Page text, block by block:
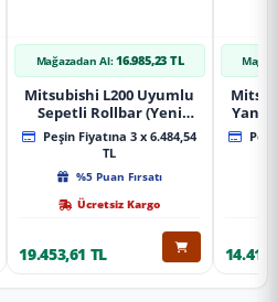
Mağazadan Al: 16.985,23 TL
Mitsubishi L200 Uyumlu
Sepetli Rollbar (Yeni
Nesil Sepetli Roll Bar
Aqm-M10)
Peşin Fiyatına 3 x 6.484,54
TL
%5 Puan Fırsatı
Ücretsiz Kargo
19.453,61 TL
Yan